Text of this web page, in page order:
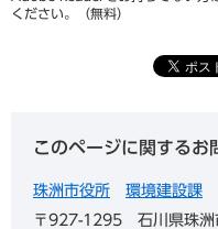
ください。（無料）
このページに関するお
珠洲市役所 環境建設課
〒927-1295
石川県珠